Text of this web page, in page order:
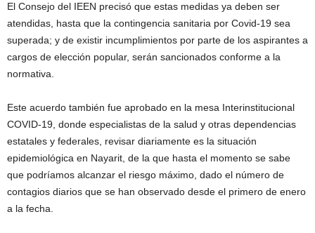
El Consejo del IEEN precisó que estas medidas ya deben ser
atendidas, hasta que la contingencia sanitaria por Covid-19 sea
superada; y de existir incumplimientos por parte de los aspirantes a
cargos de elección popular, serán sancionados conforme a la
normativa.
Este acuerdo también fue aprobado en la mesa Interinstitucional
COVID-19, donde especialistas de la salud y otras dependencias
estatales y federales, revisar diariamente es la situación
epidemiológica en Nayarit, de la que hasta el momento se sabe
que podríamos alcanzar el riesgo máximo, dado el número de
contagios diarios que se han observado desde el primero de enero
a la fecha.